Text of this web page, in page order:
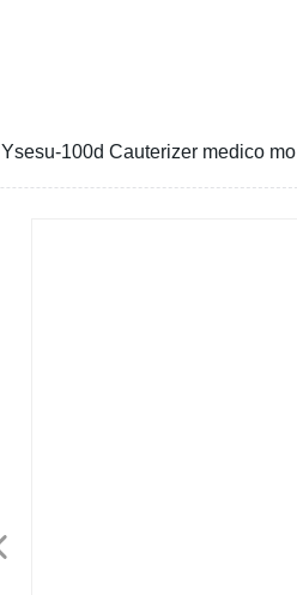
Ysesu-100d Cauterizer medico